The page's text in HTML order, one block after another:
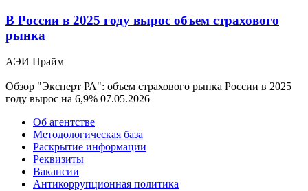
В России в 2025 году вырос объем страхового
рынка
АЭИ Прайм
Обзор "Эксперт РА": объем страхового рынка России в 2025
году вырос на 6,9% 07.05.2026
Об агентстве
Методологическая база
Раскрытие информации
Реквизиты
Вакансии
Антикоррупционная политика